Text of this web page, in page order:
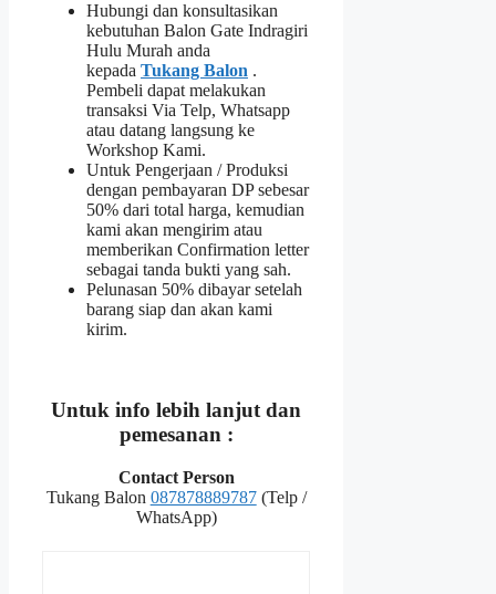
Hubungi dan konsultasikan
kebutuhan Balon Gate Indragiri
Hulu Murah anda
kepada Tukang Balon .
Pembeli dapat melakukan
transaksi Via Telp, Whatsapp
atau datang langsung ke
Workshop Kami.
Untuk Pengerjaan / Produksi
dengan pembayaran DP sebesar
50% dari total harga, kemudian
kami akan mengirim atau
memberikan Confirmation letter
sebagai tanda bukti yang sah.
Pelunasan 50% dibayar setelah
barang siap dan akan kami
kirim.
Untuk info lebih lanjut dan
pemesanan :
Contact Person
Tukang Balon 087878889787(Telp /
WhatsApp)